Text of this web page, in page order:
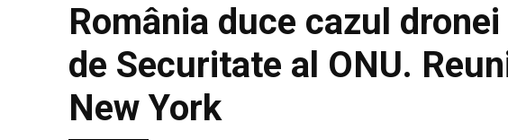
România duce cazul
de Securitate al ONU.
New York